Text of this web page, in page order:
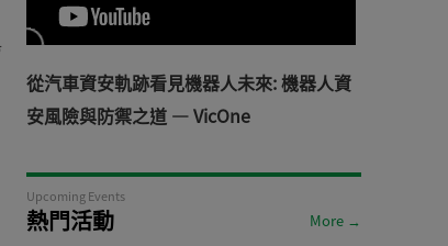
從汽車資安軌跡看見機器人未來: 機器人資
安風險與防禦之道 — VicOne
Upcoming Events
熱門活動 More →